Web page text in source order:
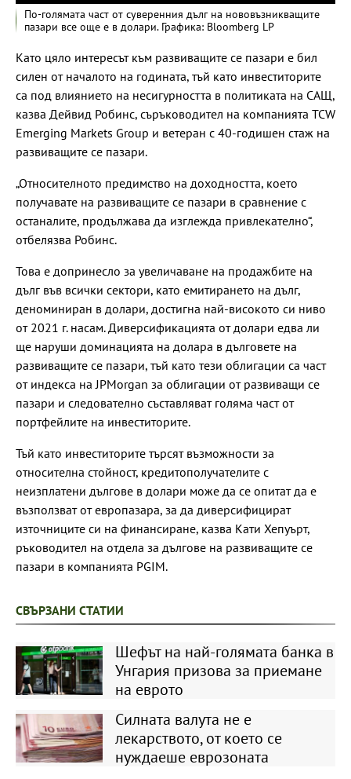
По-голямата част от суверенния дълг на нововъзникващите
пазари все още е в долари. Графика: Bloomberg LP
Като цяло интересът към развиващите се пазари е бил
силен от началото на годината, тъй като инвеститорите
са под влиянието на несигурността в политиката на САЩ,
казва Дейвид Робинс, съръководител на компанията TCW
Emerging Markets Group и ветеран с 40-годишен стаж на
развиващите се пазари.
„Относителното предимство на доходността, което
получавате на развиващите се пазари в сравнение с
останалите, продължава да изглежда привлекателно“,
отбелязва Робинс.
Това е допринесло за увеличаване на продажбите на
дълг във всички сектори, като емитирането на дълг,
деноминиран в долари, достигна най-високото си ниво
от 2021 г. насам. Диверсификацията от долари едва ли
ще наруши доминацията на долара в дълговете на
развиващите се пазари, тъй като тези облигации са част
от индекса на JPMorgan за облигации от развиващи се
пазари и следователно съставляват голяма част от
портфейлите на инвеститорите.
Тъй като инвеститорите търсят възможности за
относителна стойност, кредитополучателите с
неизплатени дългове в долари може да се опитат да е
възползват от европазара, за да диверсифицират
източниците си на финансиране, казва Кати Хепуърт,
ръководител на отдела за дългове на развиващите се
пазари в компанията PGIM.
СВЪРЗАНИ СТАТИИ
Шефът на най-голямата банка в
Унгария призова за приемане
на еврото
Силната валута не е
лекарството, от което се
нуждаеше еврозоната